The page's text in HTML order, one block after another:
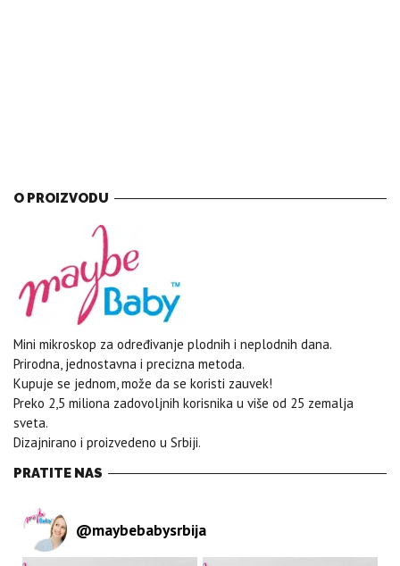
O PROIZVODU
Mini mikroskop za određivanje plodnih i neplodnih dana.
Prirodna, jednostavna i precizna metoda.
Kupuje se jednom, može da se koristi zauvek!
Preko 2,5 miliona zadovoljnih korisnika u više od 25 zemalja
sveta.
Dizajnirano i proizvedeno u Srbiji.
PRATITE NAS
@maybebabysrbija